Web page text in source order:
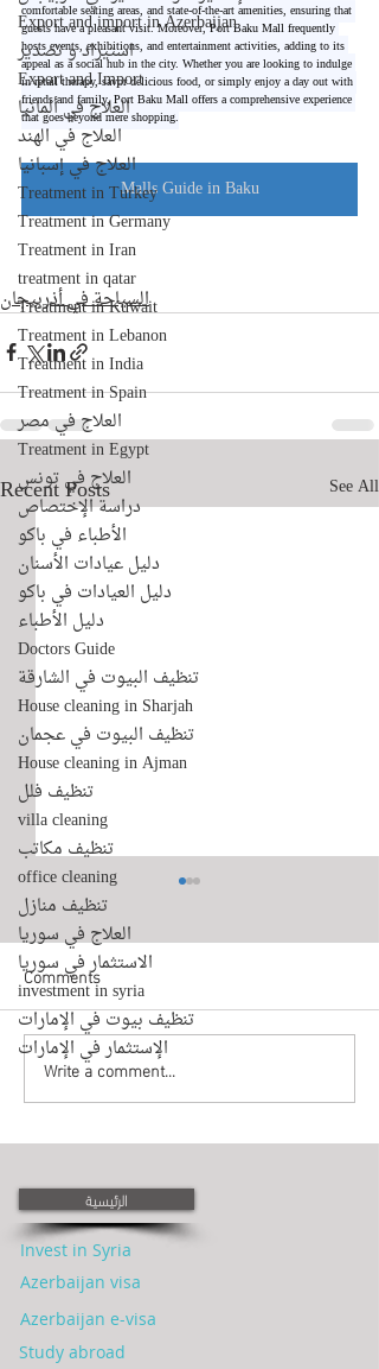
Export and import in Azerbaijan
استيراد و تصدير
Export and Import
العلاج في ألمانيا
العلاج في الهند
العلاج في إسبانيا
Treatment in Turkey
Treatment in Germany
Treatment in Iran
treatment in qatar
Treatment in Kuwait
Treatment in Lebanon
Treatment in India
Treatment in Spain
العلاج في مصر
Treatment in Egypt
العلاج في تونس
دراسة الإختصاص
الأطباء في باكو
دليل عيادات الأسنان
دليل العيادات في باكو
دليل الأطباء
Doctors Guide
تنظيف البيوت في الشارقة
House cleaning in Sharjah
تنظيف البيوت في عجمان
House cleaning in Ajman
تنظيف فلل
villa cleaning
تنظيف مكاتب
office cleaning
تنظيف منازل
العلاج في سوريا
الاستثمار في سوريا
investment in syria
تنظيف بيوت في الإمارات
الإستثمار في الإمارات
comfortable seating areas, and state-of-the-art amenities, ensuring that
guests have a pleasant visit. Moreover, Port Baku Mall frequently
hosts events, exhibitions, and entertainment activities, adding to its
appeal as a social hub in the city. Whether you are looking to indulge
in retail therapy, savor delicious food, or simply enjoy a day out with
friends and family, Port Baku Mall offers a comprehensive experience
that goes beyond mere shopping.
Malls Guide in Baku
السياحة في أذربيجان
Recent Posts See All
عاصمة أذربيجان - العاصمة
Comments
Write a comment...
الرئيسية
Invest in Syria
Azerbaijan visa
Azerbaijan e-visa
Study abroad